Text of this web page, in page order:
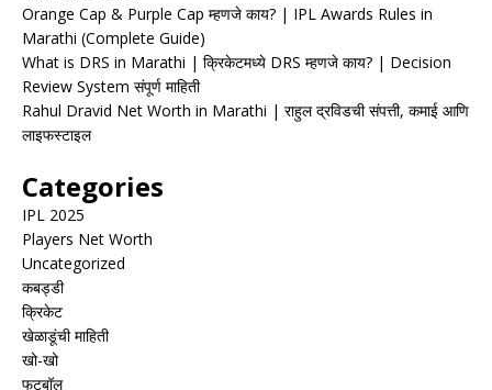
Orange Cap & Purple Cap म्हणजे काय? | IPL Awards Rules in
Marathi (Complete Guide)
What is DRS in Marathi | क्रिकेटमध्ये DRS म्हणजे काय? | Decision
Review System संपूर्ण माहिती
Rahul Dravid Net Worth in Marathi | राहुल द्रविडची संपत्ती, कमाई आणि
लाइफस्टाइल
Categories
IPL 2025
Players Net Worth
Uncategorized
कबड्डी
क्रिकेट
खेळाडूंची माहिती
खो-खो
फुटबॉल